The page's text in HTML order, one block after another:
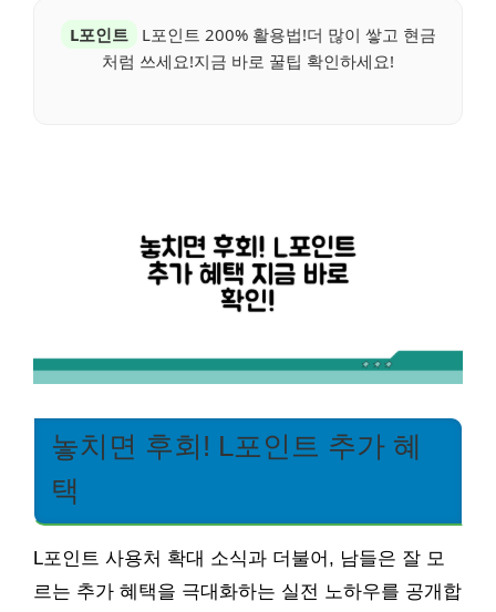
L포인트
L포인트 200% 활용법!더 많이 쌓고 현금
처럼 쓰세요!지금 바로 꿀팁 확인하세요!
놓치면 후회! L포인트 추가 혜
택
L포인트 사용처 확대 소식과 더불어, 남들은 잘 모
르는 추가 혜택을 극대화하는 실전 노하우를 공개합